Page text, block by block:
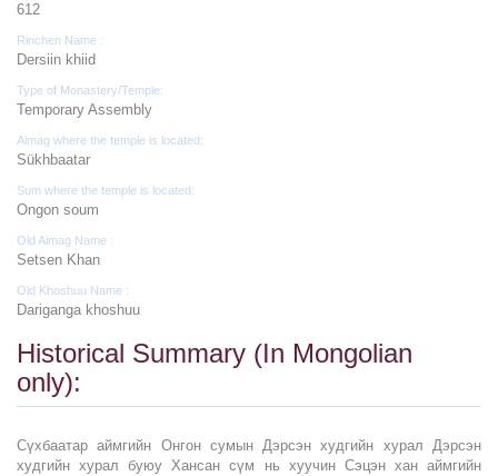
612
Rinchen Name :
Dersiin khiid
Type of Monastery/Temple:
Temporary Assembly
Aimag where the temple is located:
Sükhbaatar
Sum where the temple is located:
Ongon soum
Old Aimag Name :
Setsen Khan
Old Khoshuu Name :
Dariganga khoshuu
Historical Summary (In Mongolian
only):
Сүхбаатар аймгийн Онгон сумын Дэрсэн худгийн хурал Дэрсэн
худгийн хурал буюу Хансан сүм нь хуучин Сэцэн хан аймгийн